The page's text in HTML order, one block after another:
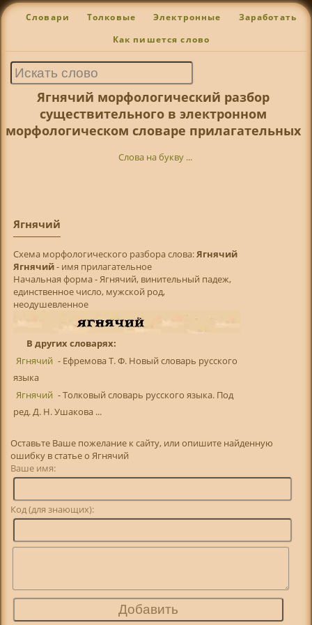
Словари Толковые Электронные Заработать
Как пишется слово
Ягнячий морфологический разбор
существительного в электронном
морфологическом словаре прилагательных
Слова на букву ...
Ягнячий
Cхема морфологического разбора слова:Ягнячий
Ягнячий- имя прилагательное
Начальная форма - Ягнячий, винительный падеж,
единственное число, мужской род,
неодушевленное
В других словарях:
Ягнячий - Ефремова Т. Ф. Новый словарь русского
языка
Ягнячий - Толковый словарь русского языка. Под
ред. Д. Н. Ушакова ...
Оставьте Ваше пожелание к сайту, или опишите найденную
ошибку в статье о Ягнячий
Ваше имя:
Код (для знающих):